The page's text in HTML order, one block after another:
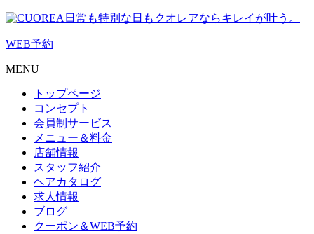
日常も特別な日もクオレアならキレイが叶う。
WEB予約
MENU
トップページ
コンセプト
会員制サービス
メニュー＆料金
店舗情報
スタッフ紹介
ヘアカタログ
求人情報
ブログ
クーポン＆WEB予約